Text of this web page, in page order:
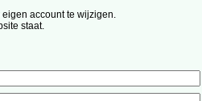
account te wijzigen.
staat.